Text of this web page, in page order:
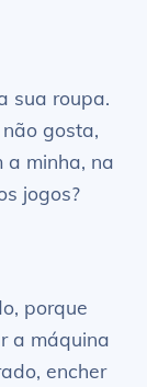
sua roupa.
gosta,
a minha, na
jogos?
porque
a máquina
encher